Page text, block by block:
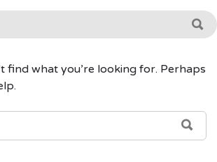
find what you’re looking for. Perhaps